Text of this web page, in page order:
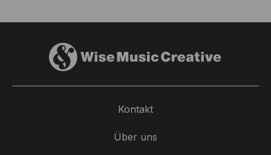
Neues Signing: Robert Goodwin
Kontakt
Über uns